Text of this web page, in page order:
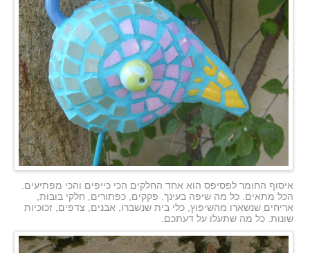
איסוף החומר לפסיפס הוא אחד החלקים הכי כייפים והכי מפתיעים.
הכל מתאים. כל מה שיפה בעינך. פקקים, כפתורים, חלקי בובות,
אריחים שנשארו מהשיפוץ, כלי בית שנשברו, אבנים, צדפים, זכוכיות
שונות. כל מה שתעלו על דעתכם.